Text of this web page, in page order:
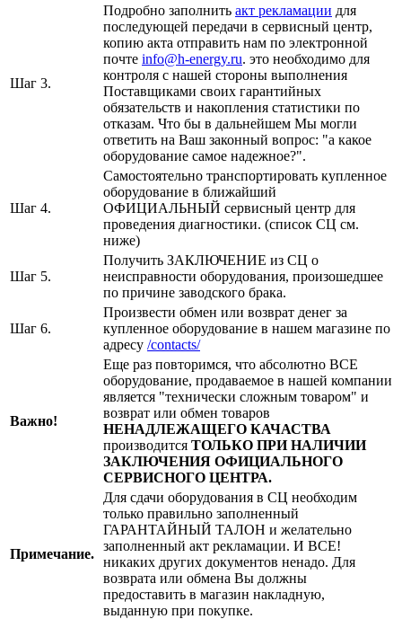
Шаг 3.
Подробно заполнить акт рекламации для
последующей передачи в сервисный центр,
копию акта отправить нам по электронной
почте info@h-energy.ru. это необходимо для
контроля с нашей стороны выполнения
Поставщиками своих гарантийных
обязательств и накопления статистики по
отказам. Что бы в дальнейшем Мы могли
ответить на Ваш законный вопрос: "а какое
оборудование самое надежное?".
Шаг 4.
Самостоятельно транспортировать купленное
оборудование в ближайший
ОФИЦИАЛЬНЫЙ сервисный центр для
проведения диагностики. (список СЦ см.
ниже)
Шаг 5.
Получить ЗАКЛЮЧЕНИЕ из СЦ о
неисправности оборудования, произошедшее
по причине заводского брака.
Шаг 6.
Произвести обмен или возврат денег за
купленное оборудование в нашем магазине по
адресу /contacts/
Важно!
Еще раз повторимся, что абсолютно ВСЕ
оборудование, продаваемое в нашей компании
является "технически сложным товаром" и
возврат или обмен товаров
НЕНАДЛЕЖАЩЕГО КАЧАСТВА
производится ТОЛЬКО ПРИ НАЛИЧИИ
ЗАКЛЮЧЕНИЯ ОФИЦИАЛЬНОГО
СЕРВИСНОГО ЦЕНТРА.
Примечание.
Для сдачи оборудования в СЦ необходим
только правильно заполненный
ГАРАНТАЙНЫЙ ТАЛОН и желательно
заполненный акт рекламации. И ВСЕ!
никаких других документов ненадо. Для
возврата или обмена Вы должны
предоставить в магазин накладную,
выданную при покупке.